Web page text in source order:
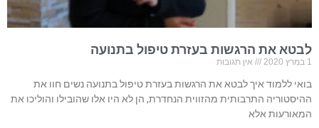
לבטא את הרגשות בעזרת טיפול בתנועה
1 במרץ 2020 אין תגובות
בואי ללמוד איך לבטא את הרגשות בעזרת טיפול בתנועה נשים חוו את
ההיסטוריה התרבותית מהזווית הנחדרת, הן לא היו אלו שהובילו והוליכו את
המאורעות אלא